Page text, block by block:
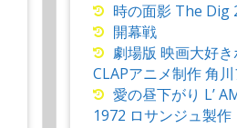
時の面影 The Dig
開幕戦
劇場版 映画大好
CLAPアニメ制作 角
愛の昼下がり L’
1972 ロサンジュ製作